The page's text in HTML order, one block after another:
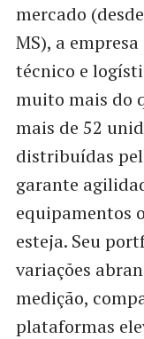
mercado
MS), a
técnico e
muito mais do
mais de 52
distribuídas
garante
equipamentos
esteja. Seu
variações
medição,
plataformas